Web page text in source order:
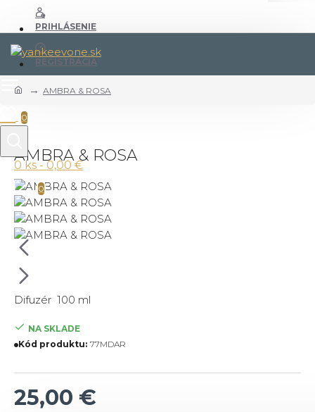
PRIHLÁSENIE
REGISTRÁCIA
0
0 ks - 0,00 €
0
AMBRA & ROSA
AMBRA & ROSA
Difuzér 100 ml
25,00 €
NA SKLADE
Kód produktu: 77MDAR